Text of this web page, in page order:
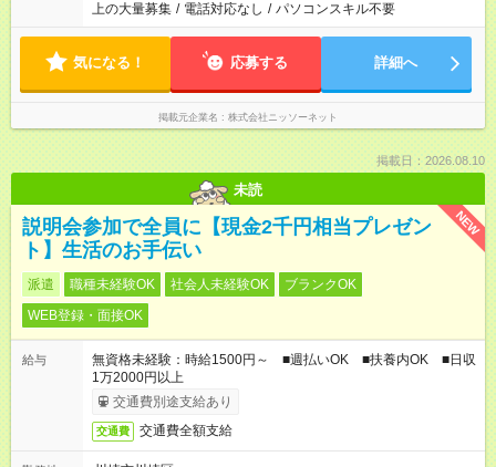
上の大量募集 / 電話対応なし / パソコンスキル不要
気になる！ 応募する 詳細へ
掲載元企業名 株式会社ニッソーネット
掲載日：2026.08.10
未読
NEW
説明会参加で全員に【現金2千円相当プレゼン
ト】生活のお手伝い
派遣 職種未経験OK 社会人未経験OK
ブランクOK
WEB登録・面接OK
給与
無資格未経験：時給1500円～ ■週払いOK ■扶養内OK ■日収
1万2000円以上
交通費別途支給あり
交通費 交通費全額支給